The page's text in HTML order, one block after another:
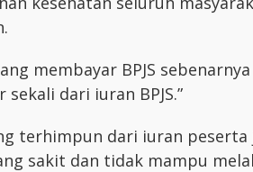
membayar BPJS sebenarnya
sekali dari iuran BPJS.”
terhimpun dari iuran peserta
sakit dan tidak mampu